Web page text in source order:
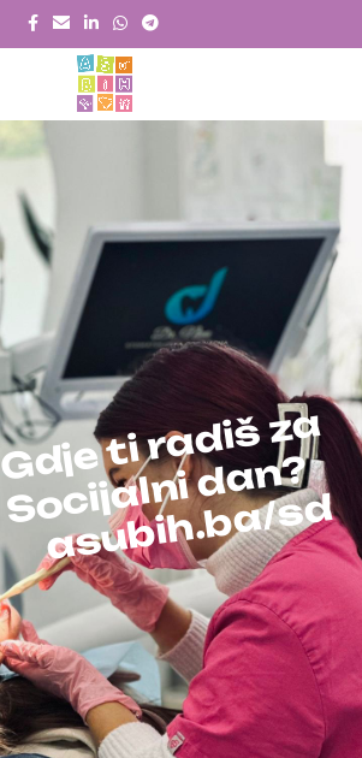
Gdjetiradišza
Socijalnidan?
asubih.ba/sd